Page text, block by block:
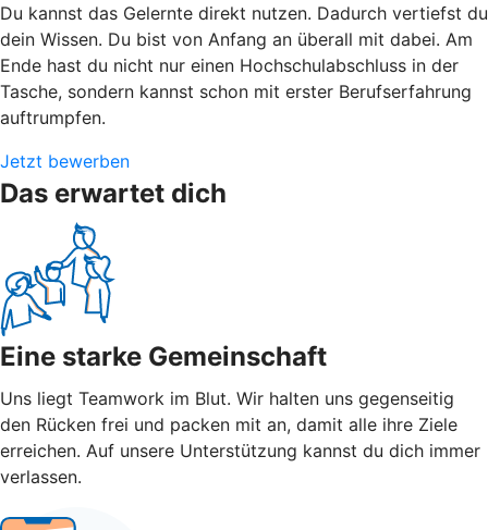
Du kannst das Gelernte direkt nutzen. Dadurch vertiefst du
dein Wissen. Du bist von Anfang an überall mit dabei. Am
Ende hast du nicht nur einen Hochschulabschluss in der
Tasche, sondern kannst schon mit erster Berufserfahrung
auftrumpfen.
Jetzt bewerben
Das erwartet dich
Eine starke Gemeinschaft
Uns liegt Teamwork im Blut. Wir halten uns gegenseitig
den Rücken frei und packen mit an, damit alle ihre Ziele
erreichen. Auf unsere Unterstützung kannst du dich immer
verlassen.